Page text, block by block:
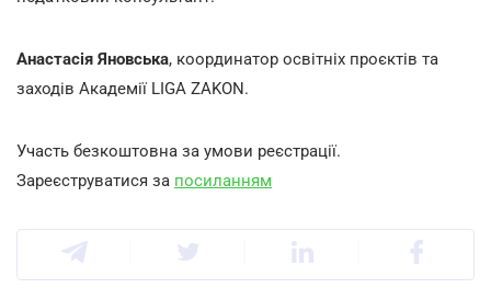
Анастасія Яновська, координатор освітніх проєктів та
заходів Академії LIGA ZAKON.
Участь безкоштовна за умови реєстрації.
Зареєструватися за посиланням